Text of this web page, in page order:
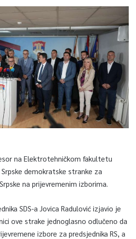
na Elektrotehničkom fakultetu
demokratske stranke za
na prijevremenim izborima.
SDS-a Jovica Radulović izjavio je
ove strake jednoglasno odlučeno da
izbore za predsjednika RS, a